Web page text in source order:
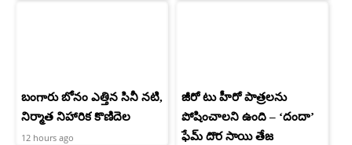
బంగారు బోనం ఎత్తిన సినీ నటి,
నిర్మాత నిహారిక కొణిదెల
12 hours ago
జీరో టు హీరో పాత్రలను
పోషించాలని ఉంది – ‘దందా’
ఫేమ్ దొర సాయి తేజ